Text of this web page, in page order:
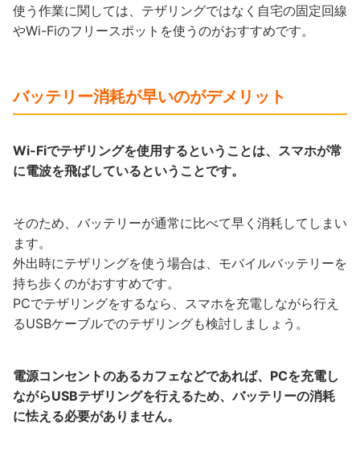
使う作業に関しては、テザリングではなく自宅の固定回線
やWi-Fiのフリースポットを使うのがおすすめです。
バッテリー消耗が早いのがデメリット
Wi-Fiでテザリングを使用するということは、スマホが常
に電波を飛ばしているということです。
そのため、バッテリーが通常に比べて早く消耗してしまい
ます。
外出時にテザリングを使う場合は、モバイルバッテリーを
持ち歩くのがおすすめです。
PCでテザリングをするなら、スマホを充電しながら行え
るUSBケーブルでのテザリングも検討しましょう。
電源コンセントのあるカフェなどであれば、PCを充電し
ながらUSBテザリングを行えるため、バッテリーの消耗
に怯える必要がありません。